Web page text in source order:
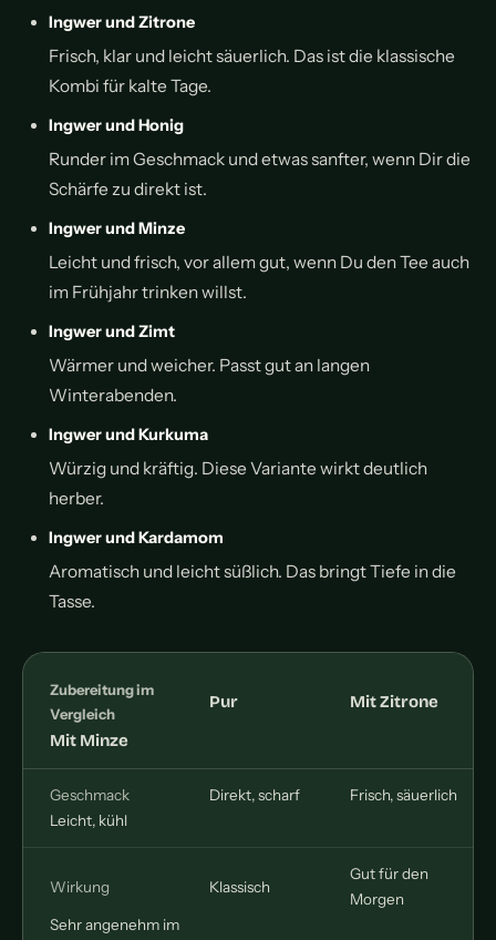
Ingwer und Zitrone
Frisch, klar und leicht säuerlich. Das ist die klassische
Kombi für kalte Tage.
Ingwer und Honig
Runder im Geschmack und etwas sanfter, wenn Dir die
Schärfe zu direkt ist.
Ingwer und Minze
Leicht und frisch, vor allem gut, wenn Du den Tee auch
im Frühjahr trinken willst.
Ingwer und Zimt
Wärmer und weicher. Passt gut an langen
Winterabenden.
Ingwer und Kurkuma
Würzig und kräftig. Diese Variante wirkt deutlich
herber.
Ingwer und Kardamom
Aromatisch und leicht süßlich. Das bringt Tiefe in die
Tasse.
Zubereitung im
Vergleich
Pur Mit Zitrone
Mit Minze
Geschmack Direkt, scharf Frisch, säuerlich
Leicht, kühl
Wirkung Klassisch
Gut für den
Morgen
Sehr angenehm im